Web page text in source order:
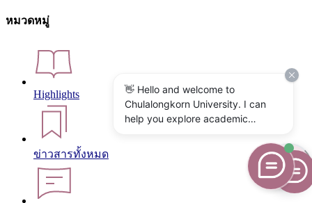
หมวดหมู่
Highlights
ข่าวสารทั้งหมด
👋 Hello and welcome to
Chulalongkorn University. I can
help you explore academic